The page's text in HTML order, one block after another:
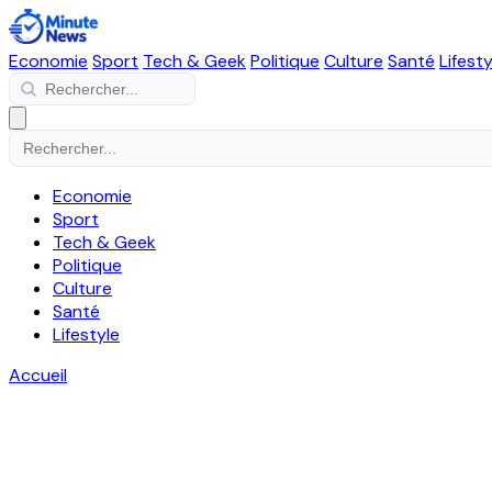
Economie Sport Tech & GeekPolitique Culture Santé
Economie
Sport
Tech & Geek
Politique
Culture
Santé
Lifestyle
Accueil